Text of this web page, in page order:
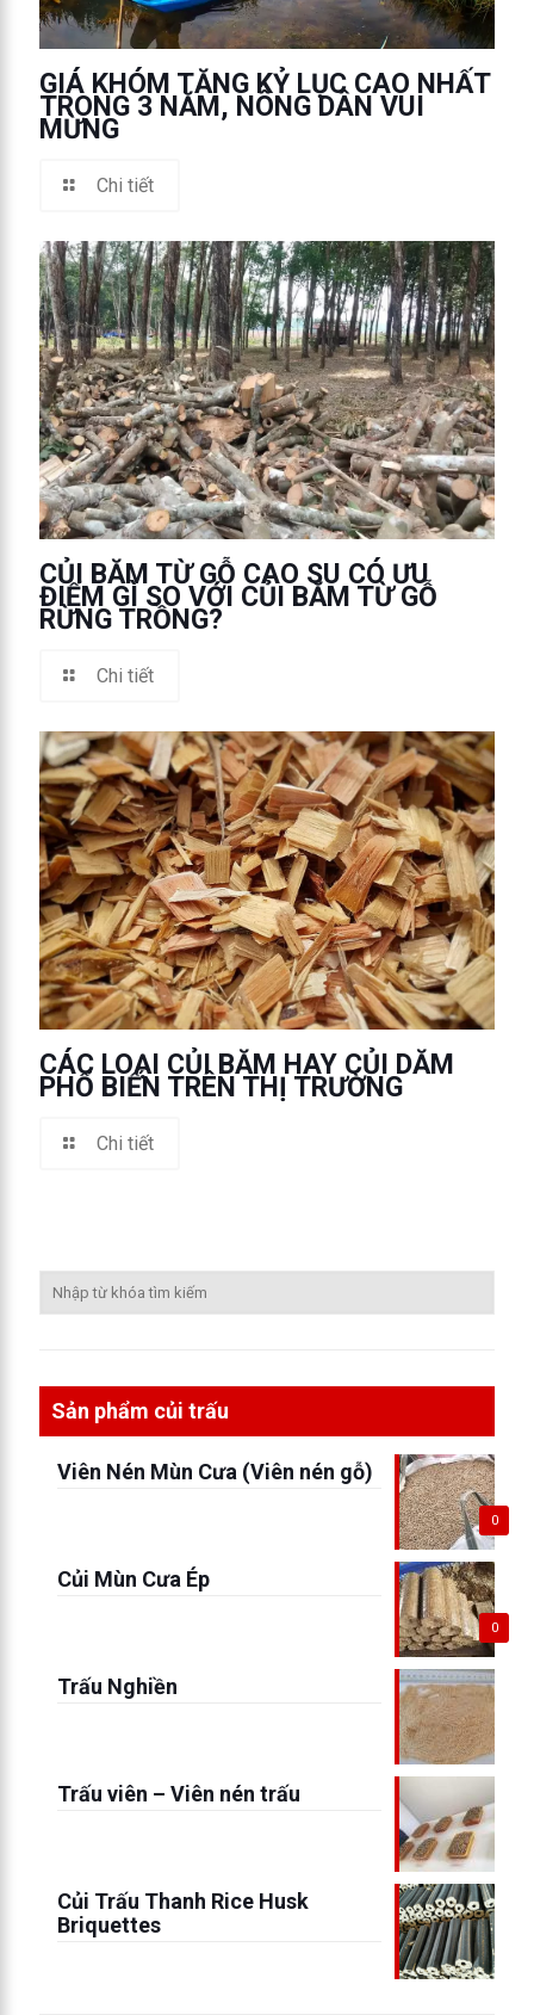
GIÁ KHÓM TĂNG KỶ LỤC CAO NHẤT
TRONG 3 NĂM, NÔNG DÂN VUI
MỪNG
Chi tiết
CỦI BĂM TỪ GỖ CAO SU CÓ ƯU
ĐIỂM GÌ SO VỚI CỦI BĂM TỪ GỖ
RỪNG TRỒNG?
Chi tiết
CÁC LOẠI CỦI BĂM HAY CỦI DĂM
PHỔ BIẾN TRÊN THỊ TRƯỜNG
Chi tiết
Sản phẩm củi trấu
0
Viên Nén Mùn Cưa (Viên nén gỗ)
0
Củi Mùn Cưa Ép
Trấu Nghiền
Trấu viên – Viên nén trấu
Củi Trấu Thanh Rice Husk
Briquettes